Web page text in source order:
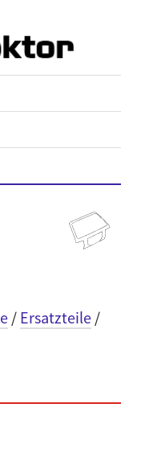
/ Ersatzteile /